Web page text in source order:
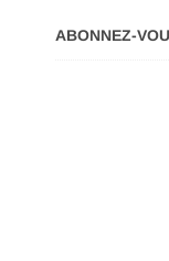
ABONNEZ-